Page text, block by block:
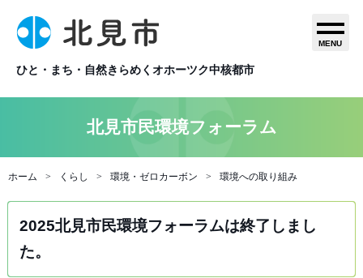
ひと・まち・自然きらめくオホーツク中核都市
MENU
北見市民環境フォーラム
ホーム くらし 環境・ゼロカーボン 環境への取り組み
2025北見市民環境フォーラムは終了しまし
た。